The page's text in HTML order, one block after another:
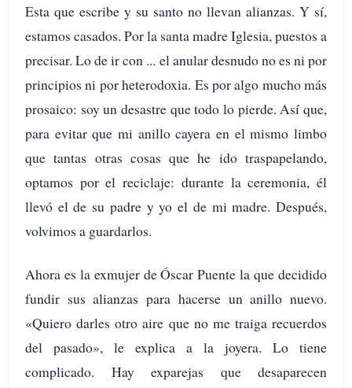
Esta que escribe y su santo no llevan alianzas. Y sí,
estamos casados. Por la santa madre Iglesia, puestos a
precisar. Lo de ir con ... el anular desnudo no es ni por
principios ni por heterodoxia. Es por algo mucho más
prosaico: soy un desastre que todo lo pierde. Así que,
para evitar que mi anillo cayera en el mismo limbo
que tantas otras cosas que he ido traspapelando,
optamos por el reciclaje: durante la ceremonia, él
llevó el de su padre y yo el de mi madre. Después,
volvimos a guardarlos.
Ahora es la exmujer de Óscar Puente la que decidido
fundir sus alianzas para hacerse un anillo nuevo.
«Quiero darles otro aire que no me traiga recuerdos
del pasado», le explica a la joyera. Lo tiene
complicado. Hay exparejas que desaparecen